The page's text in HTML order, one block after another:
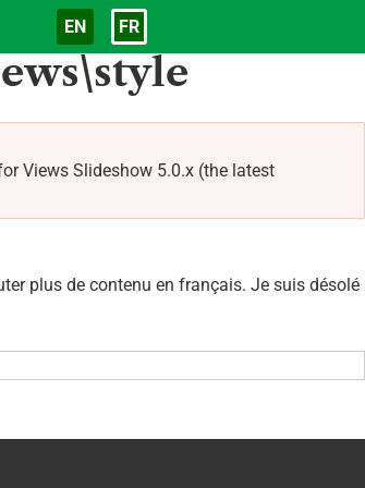
Langue
EN FR
Views Slideshow 5.0.x (the latest
plus de contenu en français. Je suis désolé